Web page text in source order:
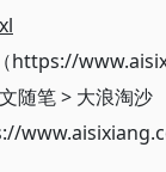
https://
随笔> 大浪淘沙